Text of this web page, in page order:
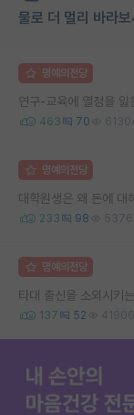
물로 더 멀리 바라보
명예의전당
463 70
명예의전당
대학원생은 왜 돈에 대
233 98
명예의전당
타대 출신을 소외시키
137 52 41906